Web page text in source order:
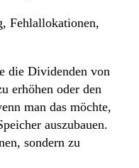
Fehlallokationen,
die Dividenden von
erhöhen oder den
man das möchte,
auszubauen.
sondern zu